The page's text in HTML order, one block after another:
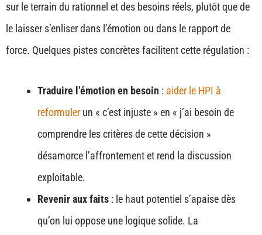
sur le terrain du rationnel et des besoins réels, plutôt que de
le laisser s’enliser dans l’émotion ou dans le rapport de
force. Quelques pistes concrètes facilitent cette régulation :
Traduire l’émotion en besoin : aider le HPI à
reformuler un « c’est injuste » en « j’ai besoin de
comprendre les critères de cette décision »
désamorce l’affrontement et rend la discussion
exploitable.
Revenir aux faits : le haut potentiel s’apaise dès
qu’on lui oppose une logique solide. La